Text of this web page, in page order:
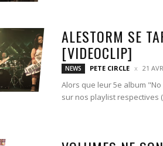
ALESTORM SE
[VIDEOCLIP]
NEWS PETE CIRCLE 21
Alors que leur 5e album
sur nos playlist respectives